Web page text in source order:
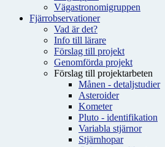
Vägastronomigruppen
Fjärrobservationer
Vad är det?
Info till lärare
Förslag till projekt
Genomförda projekt
Förslag till projektarbeten
Månen - detaljstudier
Asteroider
Kometer
Pluto - identifikation
Variabla stjärnor
Stjärnhopar